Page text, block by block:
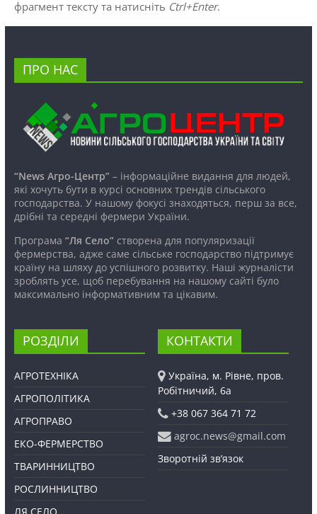
фрагмент тексту та натисніть Ctrl+Enter.
ПРО НАС
“News Агро-Центр”– інформаційне видання для людей,
які хочуть бути в курсі основних трендів сільського
господарства. У нашому фокусі знаходяться, перш за все,
дрібні та середні фермери України.
Програма “Ля Село”створена для популяризації
фермерства, адже саме сільське господарство підтримує
країну на шляху до успішного розвитку. Наші журналісти
зроблять усе, щоб перебування на нашому сайті було
максимально інформативним та цікавим.
РОЗДІЛИ
АГРОТЕХНІКА
АГРОПОЛІТИКА
АГРОПРАВО
ЕКО-ФЕРМЕРСТВО
ТВАРИННИЦТВО
РОСЛИННИЦТВО
КОНТАКТИ
Україна, м. Рівне, пров.
Робітничий, 6а
+38 067 364 71 72
agroc.news@gmail.com
Зворотній зв’язок